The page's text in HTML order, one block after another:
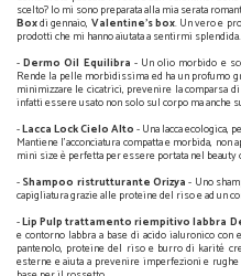
scelto? Io mi sono preparata alla mia serata
Boxdi gennaio, Valentine's box. Un vero e
prodotti che mi hanno aiutata a sentirmi
-Dermo Oil Equilibra - Un olio morbido e
Rende la pelle morbidissima ed ha un profumo
minimizzare le cicatrici, prevenire la comparsa
infatti essere usato non solo sul corpo ma anche
-Lacca Lock Cielo Alto- Una lacca ecologica,
Mantiene l'acconciatura compatta e morbida, non
mini size è perfetta per essere portata nel beauty
-Shampoo ristrutturante Orizya- Uno
capigliatura grazie alle proteine del riso e ad un
-Lip Pulp trattamento riempitivo labbra
e contorno labbra a base di acido ialuronico
pantenolo, proteine del riso e burro di karité
esterne e aiuta a prevenire imperfezioni e